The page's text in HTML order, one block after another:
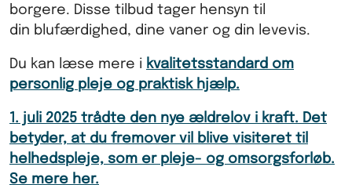
borgere. Disse tilbud tager hensyn til
din blufærdighed, dine vaner og din levevis.
Du kan læse mere i kvalitetsstandard om
personlig pleje og praktisk hjælp.
1. juli 2025 trådte den nye ældrelov i kraft. Det
betyder, at du fremover vil blive visiteret til
helhedspleje, som er pleje- og omsorgsforløb.
Se mere her.